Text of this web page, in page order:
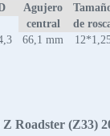
Agujero
central
de
66,1 mm
Z Roadster (Z33)